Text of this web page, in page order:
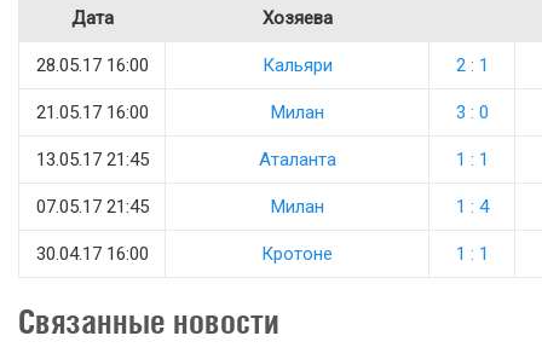
Дата Хозяева
28.05.17 16:00 Кальяри 2 : 1
21.05.17 16:00 Милан 3 : 0
13.05.17 21:45 Аталанта 1 : 1
07.05.17 21:45 Милан 1 : 4
30.04.17 16:00 Кротоне 1 : 1
Связанные новости